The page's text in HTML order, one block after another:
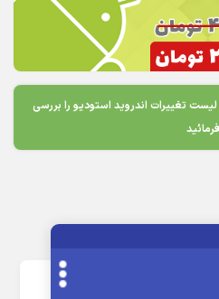
تغییرات اندروید استودیو را بررسی
فرمائید